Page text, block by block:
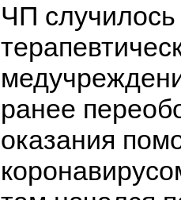
ЧП случилось
ранее
оказания